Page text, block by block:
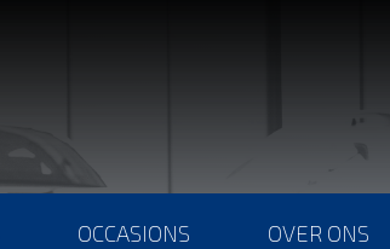
OCCASIONS OVER ONS